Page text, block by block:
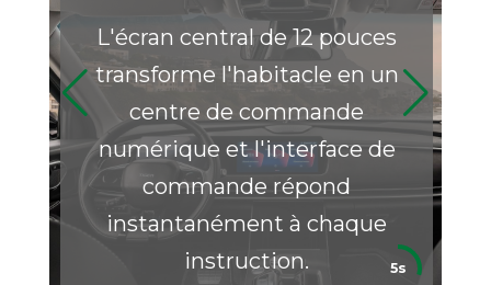
L'écran central de 12 pouces
transforme l'habitacle en un
centre de commande
numérique et l'interface de
commande répond
instantanément à chaque
instruction.
4s